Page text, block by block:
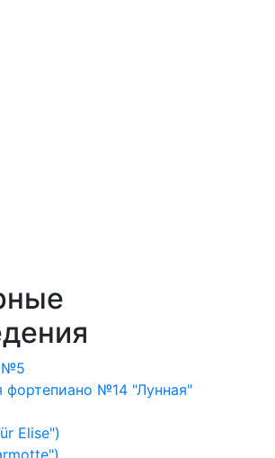
№5
фортепиано №14 "Лунная"
Elise")